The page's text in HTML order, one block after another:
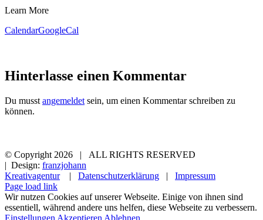
Learn More
CalendarGoogleCal
Hinterlasse einen Kommentar
Du musst angemeldet sein, um einen Kommentar schreiben zu
können.
© Copyright 2026 | ALL RIGHTS RESERVED
| Design: franzjohann
Kreativagentur| Datenschutzerklärung | Impressum
Page load link
Wir nutzen Cookies auf unserer Webseite. Einige von ihnen sind
essentiell, während andere uns helfen, diese Webseite zu verbessern.